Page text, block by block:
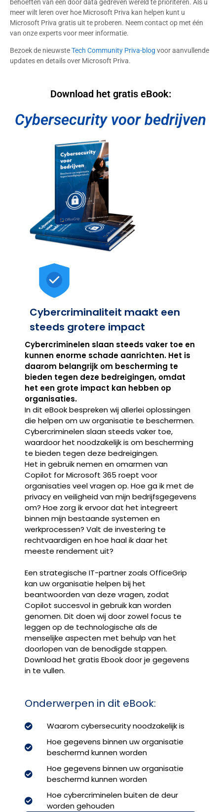
behoeften van een door data gedreven wereld te prioriteren. Als u
meer wilt leren over hoe Microsoft Priva kan helpen kunt u
Microsoft Priva gratis uit te proberen. Neem contact op met één
van onze experts voor meer informatie.
Bezoek de nieuwsteTech Community Priva-blog voor aanvullende
updates en details over Microsoft Priva.
Download het gratis eBook:
Cybersecurity voor bedrijven
Cybercriminaliteit maakt een
steeds grotere impact
Cybercriminelen slaan steeds vaker toe en
kunnen enorme schade aanrichten. Het is
daarom belangrijk om bescherming te
bieden tegen deze bedreigingen, omdat
het een grote impact kan hebben op
organisaties.
In dit eBook bespreken wij allerlei oplossingen
die helpen om uw organisatie te beschermen.
Cybercriminelen slaan steeds vaker toe,
waardoor het noodzakelijk is om bescherming
te bieden tegen deze bedreigingen.
Het in gebruik nemen en omarmen van
Copilot for Microsoft 365 roept voor
organisaties veel vragen op. Hoe ga ik met de
privacy en veiligheid van mijn bedrijfsgegevens
om? Hoe zorg ik ervoor dat het integreert
binnen mijn bestaande systemen en
werkprocessen? Valt de investering te
rechtvaardigen en hoe haal ik daar het
meeste rendement uit?
Een strategische IT-partner zoals OfficeGrip
kan uw organisatie helpen bij het
beantwoorden van deze vragen, zodat
Copilot succesvol in gebruik kan worden
genomen. Dit doen wij door zowel focus te
leggen op de technologische als de
menselijke aspecten met behulp van het
doorlopen van de benodigde stappen.
Download het gratis Ebook door je gegevens
in te vullen.
Onderwerpen in dit eBook:
Waarom cybersecurity noodzakelijk is
Hoe gegevens binnen uw organisatie
beschermd kunnen worden
Hoe gegevens binnen uw organisatie
beschermd kunnen worden
Hoe cybercriminelen buiten de deur
worden gehouden